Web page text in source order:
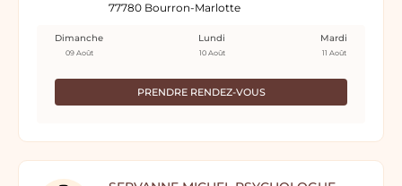
77780 Bourron-Marlotte
PRENDRE RENDEZ-VOUS
Dimanche
09 Août
Lundi
10 Août
Mardi
11 Août